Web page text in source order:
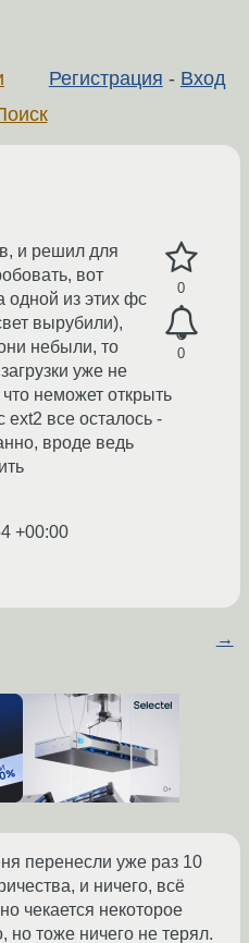
Регистрация - Вход
0
0
и решил для
вот
одной из этих фс
вырубили),
небыли, то
уже не
неможет открыть
ext2 все осталось -
вроде ведь
+00:00
→
перенесли уже раз 10
и ничего, всё
чекается некоторое
но тоже ничего не терял.